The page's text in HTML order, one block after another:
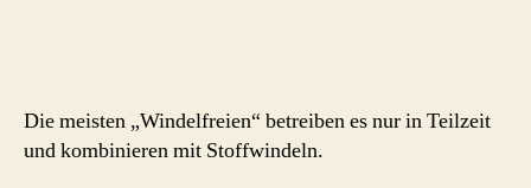
Die meisten „Windelfreien“ betreiben es nur in Teilzeit
und kombinieren mit Stoffwindeln.